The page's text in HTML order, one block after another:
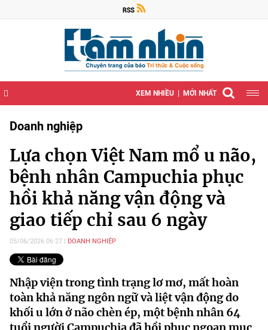
XEM NHIỀU MỚI NHẤT
Doanh nghiệp
Lựa chọn Việt Nam mổ u não,
bệnh nhân Campuchia phục
hồi khả năng vận động và
giao tiếp chỉ sau 6 ngày
05/06/2026 06:27 DOANH NGHIỆP
Nhập viện trong tình trạng lơ mơ, mất hoàn
toàn khả năng ngôn ngữ và liệt vận động do
khối u lớn ở não chèn ép, một bệnh nhân 64